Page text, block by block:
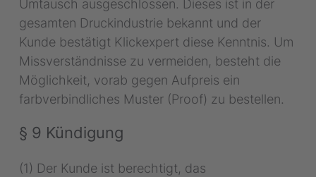
Umtausch ausgeschlossen. Dieses ist in der
gesamten Druckindustrie bekannt und der
Kunde bestätigt Klickexpert diese Kenntnis. Um
Missverständnisse zu vermeiden, besteht die
Möglichkeit, vorab gegen Aufpreis ein
farbverbindliches Muster (Proof) zu bestellen.
§ 9 Kündigung
(1) Der Kunde ist berechtigt, das
August2026
MO DI MI DO FR SA
1 2
3 4 5 6 7 8 9